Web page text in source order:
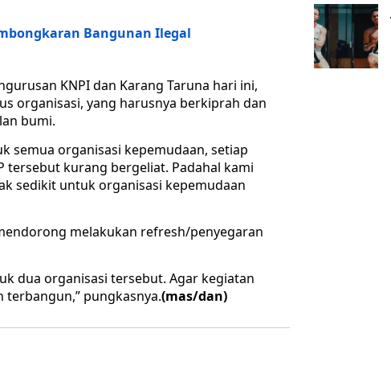
Bangunan Ilegal
KNPI dan Karang Taruna hari ini,
organisasi, yang harusnya berkiprah dan
bumi.
semua organisasi kepemudaan, setiap
tersebut kurang bergeliat. Padahal kami
sedikit untuk organisasi kepemudaan
melakukan refresh/penyegaran
dua organisasi tersebut. Agar kegiatan
pungkasnya.(mas/dan)